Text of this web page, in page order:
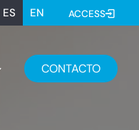
ES EN ACCESS
CONTACTO